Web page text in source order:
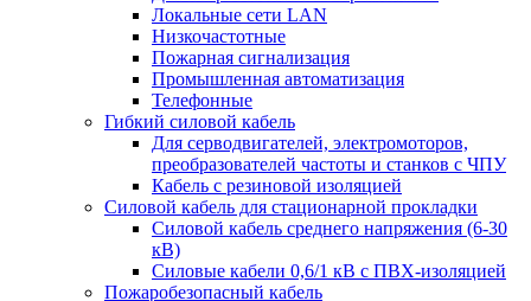
Локальные сети LAN
Низкочастотные
Пожарная сигнализация
Промышленная автоматизация
Телефонные
Гибкий силовой кабель
Для серводвигателей, электромоторов,
преобразователей частоты и станков с ЧПУ
Кабель с резиновой изоляцией
Силовой кабель для стационарной прокладки
Силовой кабель среднего напряжения (6-30
кВ)
Силовые кабели 0,6/1 кВ с ПВХ-изоляцией
Пожаробезопасный кабель